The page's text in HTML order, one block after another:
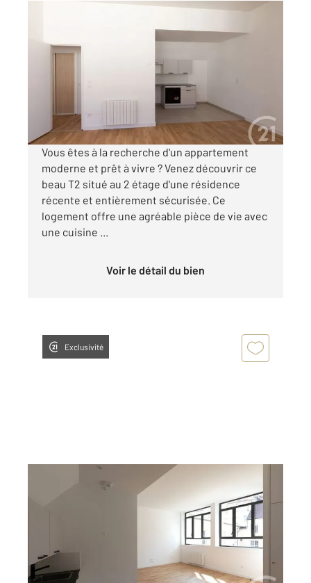
Ref : 13572
Appartement F2 à louer
550 €
par mois charges comprises
Vous êtes à la recherche d'un appartement
moderne et prêt à vivre ? Venez découvrir ce
beau T2 situé au 2 étage d'une résidence
récente et entièrement sécurisée. Ce
logement offre une agréable pièce de vie avec
une cuisine ...
Voir le détail du bien
Exclusivité
Appartement F2 à louer
567 €
par mois charges comprises